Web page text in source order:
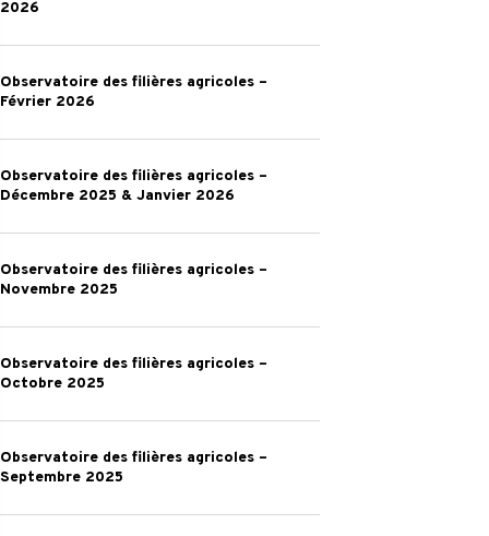
Avril
2026
agricoles
–
Mars
2026
2026
des
agricoles
–
Février
2026
Observatoire des filières agricoles –
Février 2026
des
agricoles
–
Décembre
2025
Janvier
Observatoire des filières agricoles –
Décembre 2025 & Janvier 2026
des
agricoles
–
Novembre
2025
Observatoire des filières agricoles –
Novembre 2025
des
agricoles
–
Octobre
2025
Observatoire des filières agricoles –
Octobre 2025
des
filières
agricoles
Observatoire des filières agricoles –
Septembre 2025